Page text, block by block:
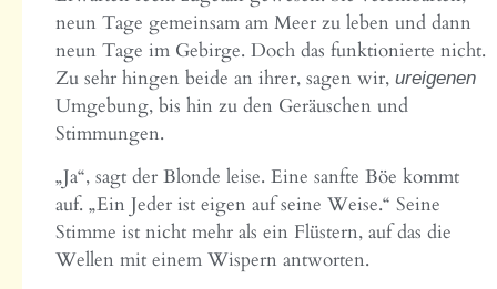
neun Tage gemeinsam am Meer zu leben und dann
neun Tage im Gebirge. Doch das funktionierte nicht.
Zu sehr hingen beide an ihrer, sagen wir, ureigenen
Umgebung, bis hin zu den Geräuschen und
Stimmungen.
„Ja“, sagt der Blonde leise. Eine sanfte Böe kommt
auf. „Ein Jeder ist eigen auf seine Weise.“ Seine
Stimme ist nicht mehr als ein Flüstern, auf das die
Wellen mit einem Wispern antworten.